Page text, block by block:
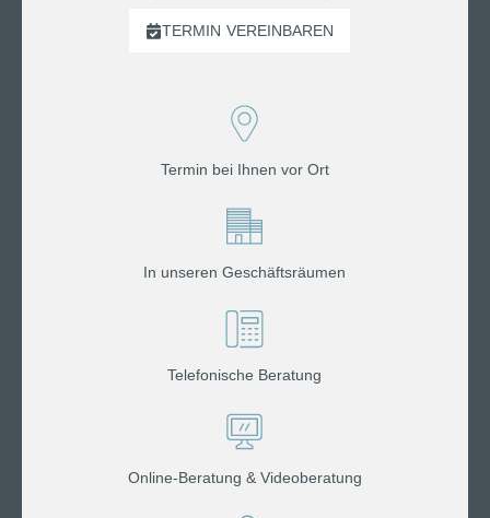
TERMIN VEREINBAREN
Termin bei Ihnen vor Ort
In unseren Geschäftsräumen
Telefonische Beratung
Online-Beratung & Videoberatung